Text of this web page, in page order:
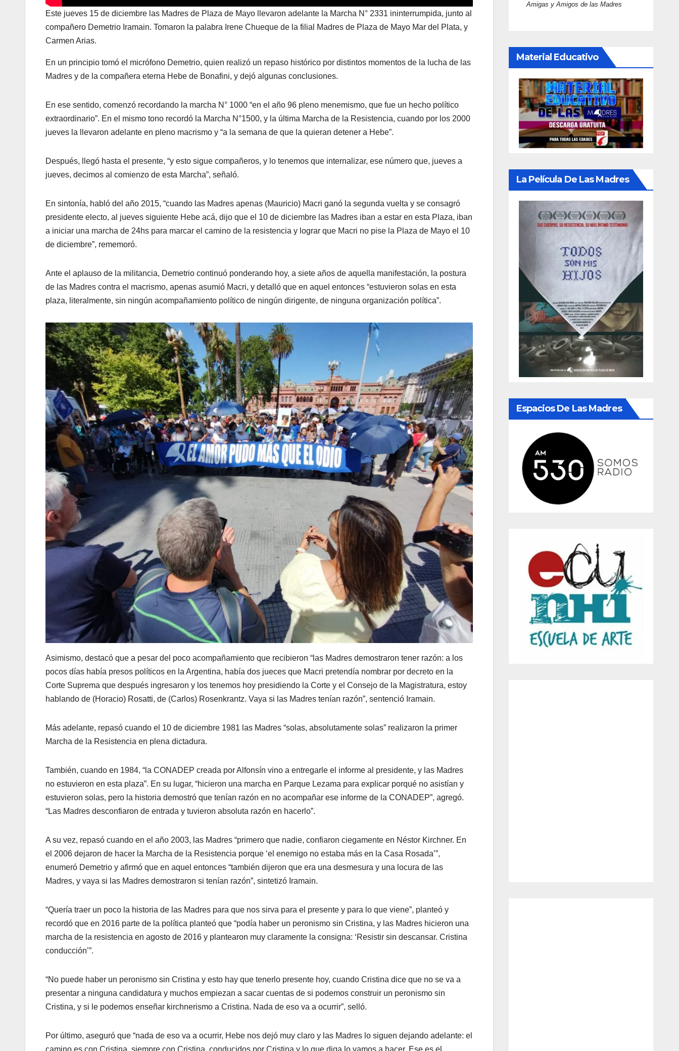
Este jueves 15 de diciembre las Madres de Plaza de Mayo llevaron adelante la Marcha N° 2331 ininterrumpida, junto al
compañero Demetrio Iramain. Tomaron la palabra Irene Chueque de la filial Madres de Plaza de Mayo Mar del Plata, y
Carmen Arias.
En un principio tomó el micrófono Demetrio, quien realizó un repaso histórico por distintos momentos de la lucha de las
Madres y de la compañera eterna Hebe de Bonafini, y dejó algunas conclusiones.
En ese sentido, comenzó recordando la marcha N° 1000 “en el año 96 pleno menemismo, que fue un hecho político
extraordinario”. En el mismo tono recordó la Marcha N°1500, y la última Marcha de la Resistencia, cuando por los 2000
jueves la llevaron adelante en pleno macrismo y “a la semana de que la quieran detener a Hebe”.
Después, llegó hasta el presente, “y esto sigue compañeros, y lo tenemos que internalizar, ese número que, jueves a
jueves, decimos al comienzo de esta Marcha”, señaló.
En sintonía, habló del año 2015, “cuando las Madres apenas (Mauricio) Macri ganó la segunda vuelta y se consagró
presidente electo, al jueves siguiente Hebe acá, dijo que el 10 de diciembre las Madres iban a estar en esta Plaza, iban
a iniciar una marcha de 24hs para marcar el camino de la resistencia y lograr que Macri no pise la Plaza de Mayo el 10
de diciembre”, rememoró.
Ante el aplauso de la militancia, Demetrio continuó ponderando hoy, a siete años de aquella manifestación, la postura
de las Madres contra el macrismo, apenas asumió Macri, y detalló que en aquel entonces “estuvieron solas en esta
plaza, literalmente, sin ningún acompañamiento político de ningún dirigente, de ninguna organización política”.
Asimismo, destacó que a pesar del poco acompañamiento que recibieron “las Madres demostraron tener razón: a los
pocos días había presos políticos en la Argentina, había dos jueces que Macri pretendía nombrar por decreto en la
Corte Suprema que después ingresaron y los tenemos hoy presidiendo la Corte y el Consejo de la Magistratura, estoy
hablando de (Horacio) Rosatti, de (Carlos) Rosenkrantz. Vaya si las Madres tenían razón”, sentenció Iramain.
Más adelante, repasó cuando el 10 de diciembre 1981 las Madres “solas, absolutamente solas” realizaron la primer
Marcha de la Resistencia en plena dictadura.
También, cuando en 1984, “la CONADEP creada por Alfonsín vino a entregarle el informe al presidente, y las Madres
no estuvieron en esta plaza”. En su lugar, “hicieron una marcha en Parque Lezama para explicar porqué no asistían y
estuvieron solas, pero la historia demostró que tenían razón en no acompañar ese informe de la CONADEP”, agregó.
“Las Madres desconfiaron de entrada y tuvieron absoluta razón en hacerlo”.
A su vez, repasó cuando en el año 2003, las Madres “primero que nadie, confiaron ciegamente en Néstor Kirchner. En
el 2006 dejaron de hacer la Marcha de la Resistencia porque ‘el enemigo no estaba más en la Casa Rosada’”,
enumeró Demetrio y afirmó que en aquel entonces “también dijeron que era una desmesura y una locura de las
Madres, y vaya si las Madres demostraron si tenían razón”, sintetizó Iramain.
“Quería traer un poco la historia de las Madres para que nos sirva para el presente y para lo que viene”, planteó y
recordó que en 2016 parte de la política planteó que “podía haber un peronismo sin Cristina, y las Madres hicieron una
marcha de la resistencia en agosto de 2016 y plantearon muy claramente la consigna: ‘Resistir sin descansar. Cristina
conducción’”.
“No puede haber un peronismo sin Cristina y esto hay que tenerlo presente hoy, cuando Cristina dice que no se va a
presentar a ninguna candidatura y muchos empiezan a sacar cuentas de si podemos construir un peronismo sin
Cristina, y si le podemos enseñar kirchnerismo a Cristina. Nada de eso va a ocurrir”, selló.
Por último, aseguró que “nada de eso va a ocurrir, Hebe nos dejó muy claro y las Madres lo siguen dejando adelante: el
Amigas y Amigos de las Madres
Material Educativo
La Película De Las Madres
Espacios De Las Madres